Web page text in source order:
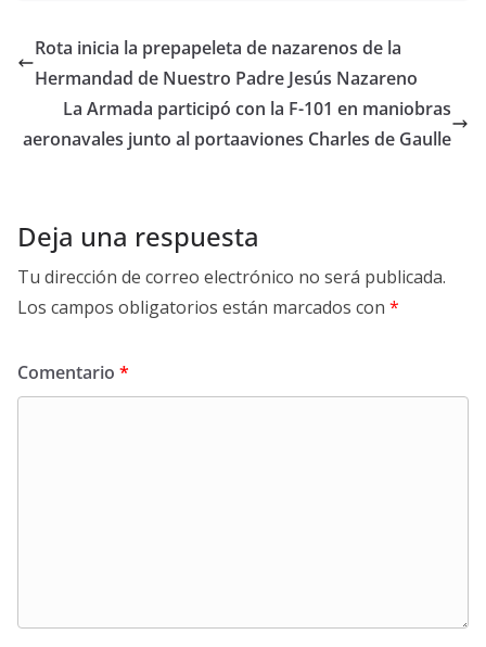
Rota inicia la prepapeleta de nazarenos de la
Hermandad de Nuestro Padre Jesús Nazareno
La Armada participó con la F-101 en maniobras
aeronavales junto al portaaviones Charles de Gaulle
Deja una respuesta
Tu dirección de correo electrónico no será publicada.
Los campos obligatorios están marcados con *
Comentario *